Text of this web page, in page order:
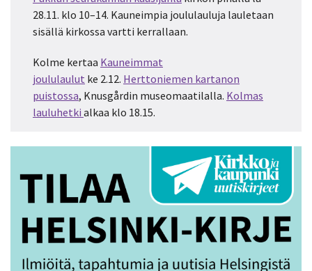
28.11. klo 10–14. Kauneimpia joululauluja lauletaan
sisällä kirkossa vartti kerrallaan.
Kolme kertaa Kauneimmat
joululaulut ke 2.12. Herttoniemen kartanon
puistossa, Knusgårdin museomaatilalla. Kolmas
lauluhetki alkaa klo 18.15.